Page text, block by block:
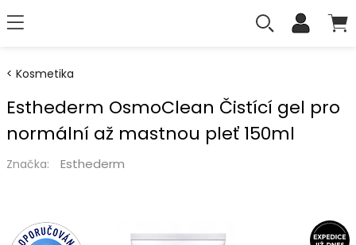
Kosmetika
Esthederm OsmoClean Čistící gel pro
normální až mastnou pleť 150ml
Značka: Esthederm